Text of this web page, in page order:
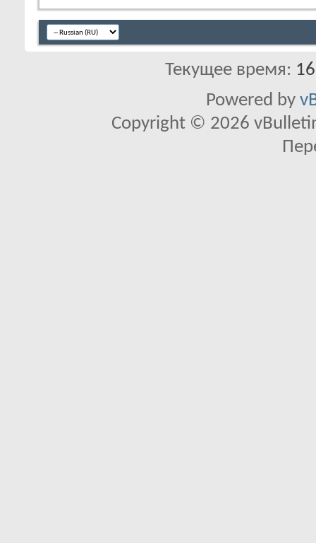
Текущее время:
Powered by
Copyright © 2026